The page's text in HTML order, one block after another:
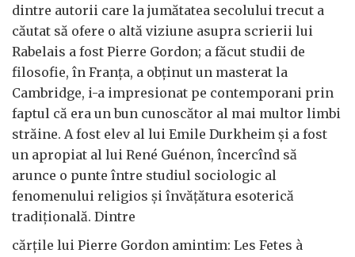
dintre autorii care la jumătatea secolului trecut a
căutat să ofere o altă viziune asupra scrierii lui
Rabelais a fost Pierre Gordon; a făcut studii de
filosofie, în Franţa, a obţinut un masterat la
Cambridge, i-a impresionat pe contemporani prin
faptul că era un bun cunoscător al mai multor limbi
străine. A fost elev al lui Emile Durkheim şi a fost
un apropiat al lui René Guénon, încercînd să
arunce o punte între studiul sociologic al
fenomenului religios şi învăţătura esoterică
tradiţională. Dintre
cărţile lui Pierre Gordon amintim: Les Fetes à